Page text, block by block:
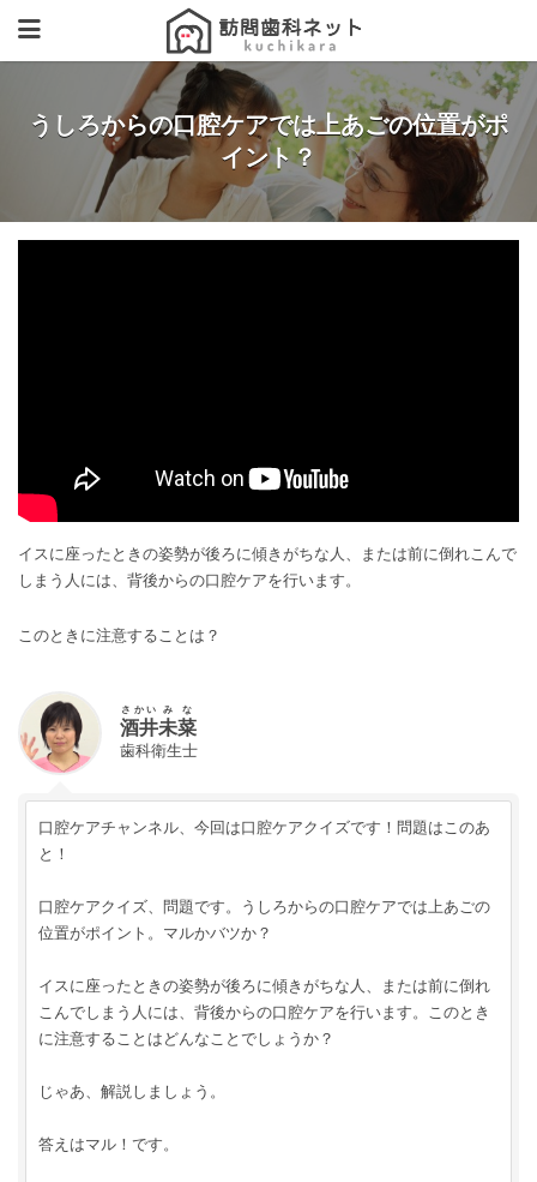
うしろからの口腔ケアでは上あごの位置がポ
イント？
イスに座ったときの姿勢が後ろに傾きがちな人、または前に倒れこんで
しまう人には、背後からの口腔ケアを行います。
このときに注意することは？
酒井
さかい
未菜
みな
歯科衛生士
口腔ケアチャンネル、今回は口腔ケアクイズです！問題はこのあ
と！
口腔ケアクイズ、問題です。うしろからの口腔ケアでは上あごの
位置がポイント。マルかバツか？
イスに座ったときの姿勢が後ろに傾きがちな人、または前に倒れ
こんでしまう人には、背後からの口腔ケアを行います。このとき
に注意することはどんなことでしょうか？
じゃあ、解説しましょう。
答えはマル！です。